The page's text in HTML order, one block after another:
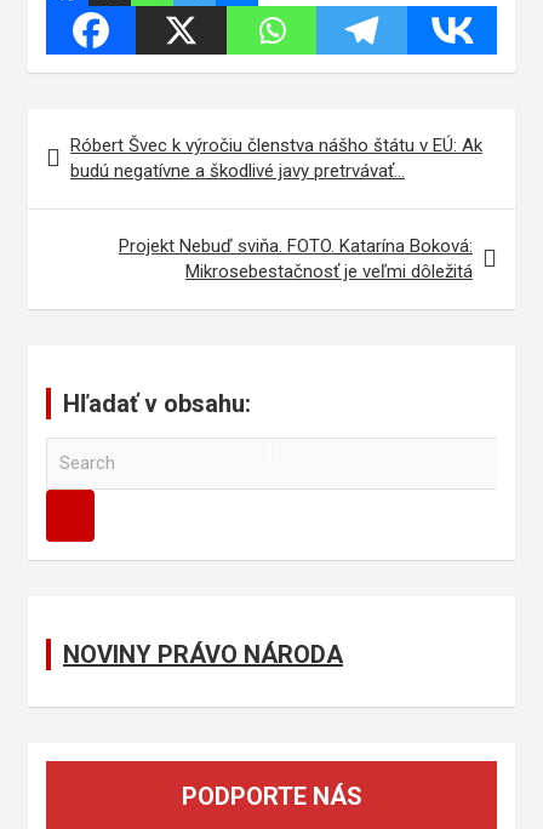
Navigácia
článku
Róbert Švec k výročiu členstva nášho štátu v EÚ: Ak
budú negatívne a škodlivé javy pretrvávať…
Projekt Nebuď sviňa. FOTO. Katarína Boková:
Mikrosebestačnosť je veľmi dôležitá
Hľadať v obsahu:
a
NOVINY PRÁVO NÁRODA
PODPORTE NÁS